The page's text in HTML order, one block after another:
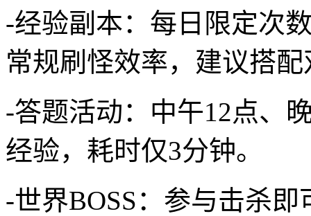
-经验副本：每日限定次
常规刷怪效率，建议搭
-答题活动：中午12点、
经验，耗时仅3分钟。
-世界BOSS：参与击杀